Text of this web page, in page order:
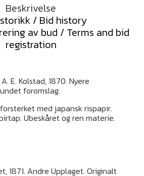
Beskrivelse
/ Bid history
av bud / Terms and bid
registration
E. Kolstad, 1870. Nyere
foromslag.
med japansk rispapir.
Ubeskåret og ren materie.
1871. Andre Upplaget. Originalt